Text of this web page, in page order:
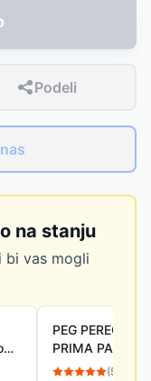
Podeli
na stanju
bi vas mogli
PEG PEREGO
PRIMA PAPPA
Licorice
(57